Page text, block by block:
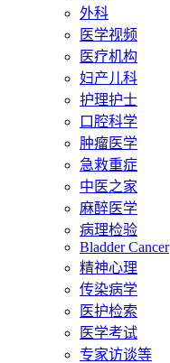
外科
医学视频
医疗机构
妇产儿科
护理护士
口腔科学
肿瘤医学
急救重症
中医之家
麻醉医学
病理检验
Bladder Cancer
精神心理
传染病学
医护检索
医学考试
专家访谈等